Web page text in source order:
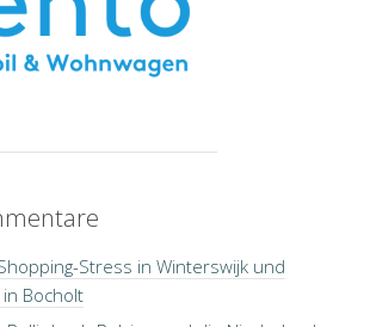
Stress in Winterswijk und
Bocholt